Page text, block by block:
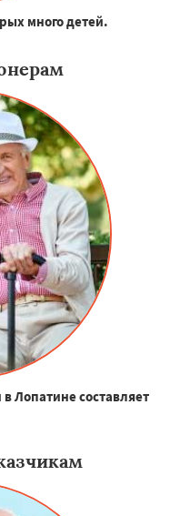
много детей.
Лопатине составляет